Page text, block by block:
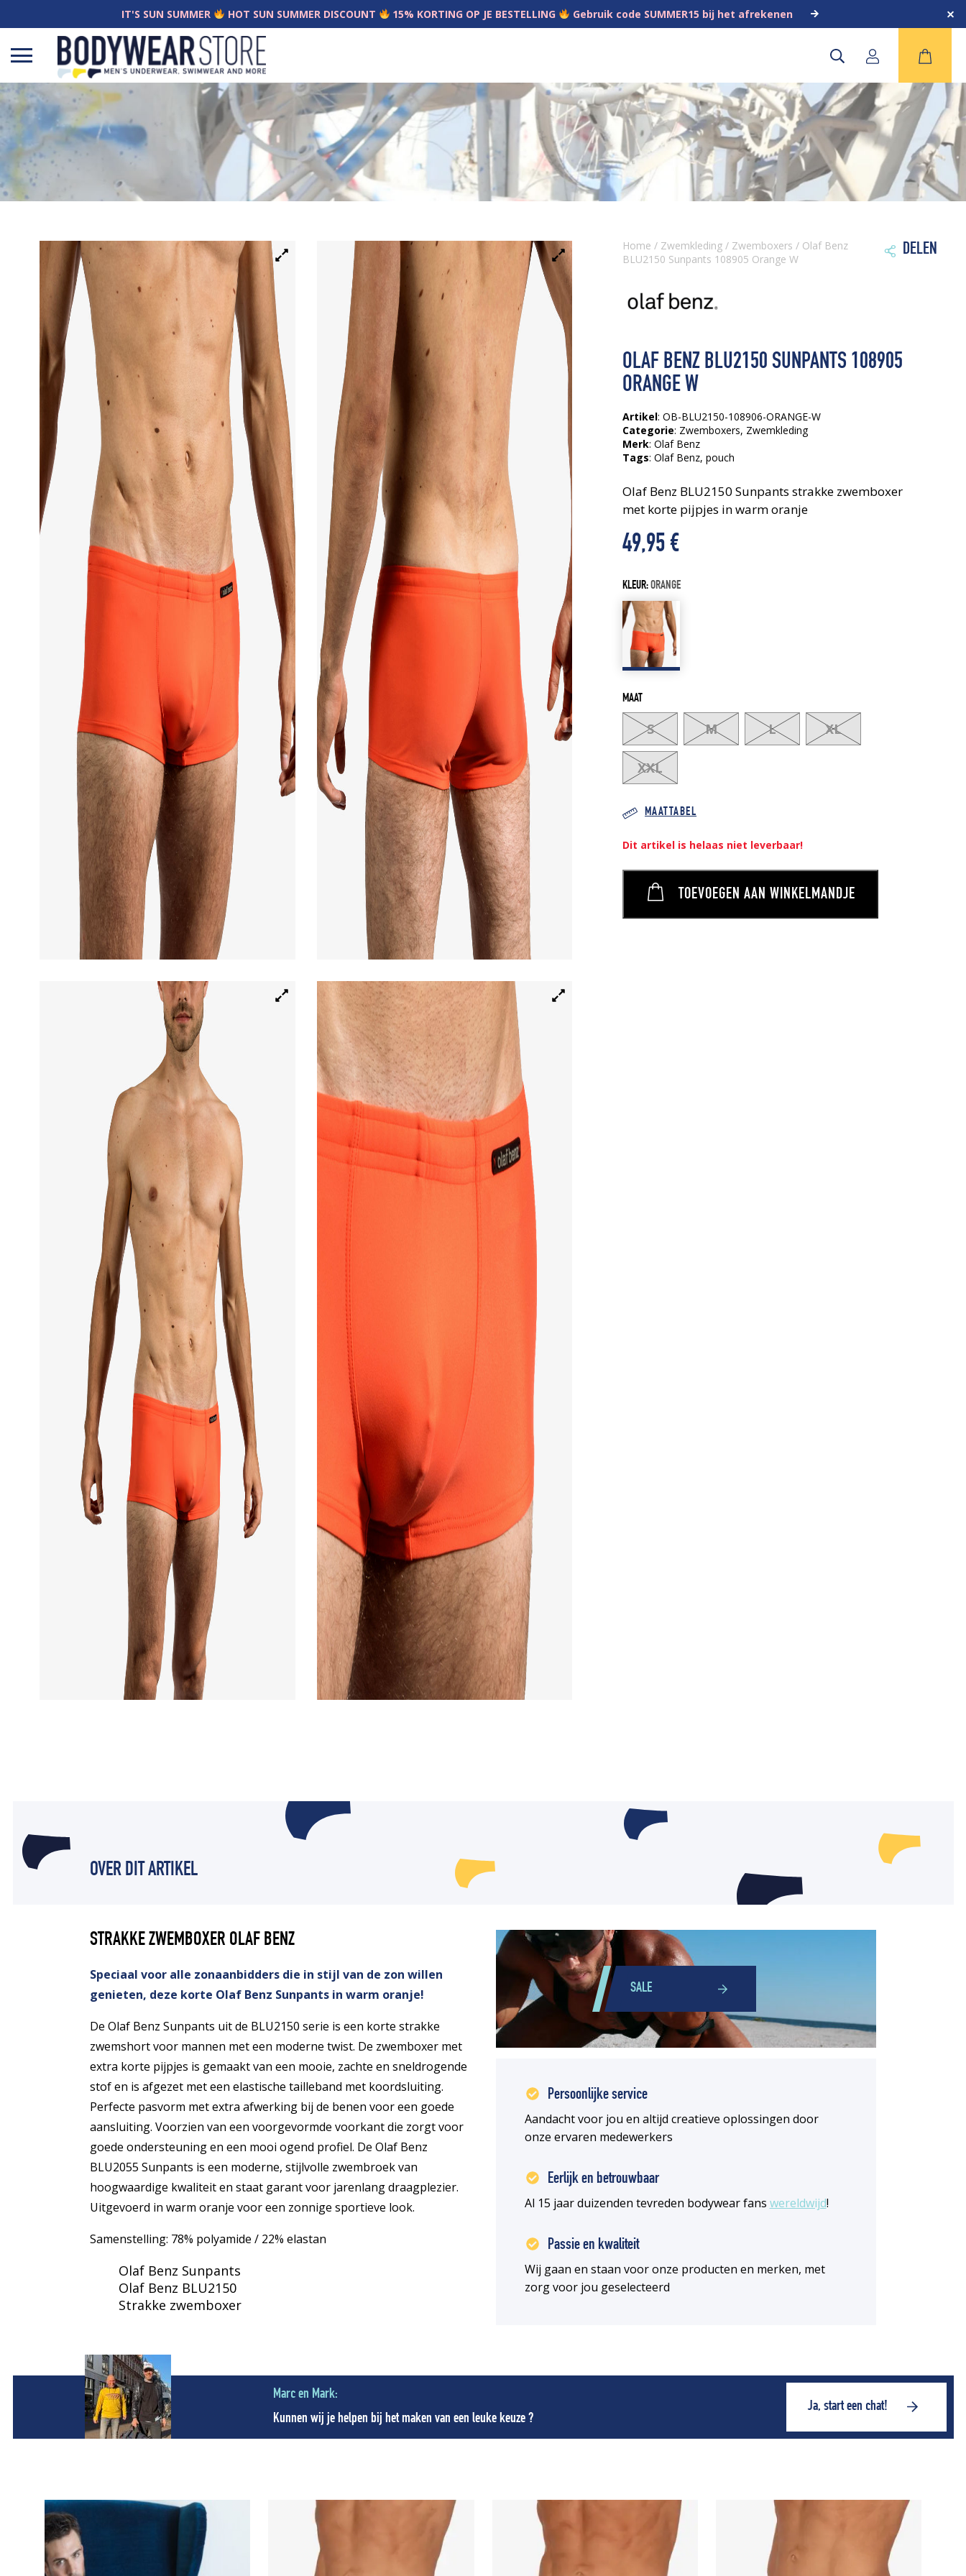
IT'S SUN SUMMER HOT SUN SUMMER DISCOUNT 15% KORTING OP JE BESTELLING Gebruik code SUMMER15 bij het afrekenen
Open
Home / Zwemkleding / Zwemboxers / Olaf Benz
BLU2150 Sunpants 108905 Orange W
 DELEN
OLAF BENZ BLU2150 SUNPANTS 108905
ORANGE W
Artikel: OB-BLU2150-108906-ORANGE-W
Categorie: Zwemboxers, Zwemkleding
Merk: Olaf Benz
Tags:Olaf Benz, pouch
Olaf Benz BLU2150 Sunpants strakke zwemboxer
met korte pijpjes in warm oranje
49,95€
KLEUR:ORANGE
MAAT
S M L XL
XXL
MAATTABEL
Dit artikel is helaas niet leverbaar!
TOEVOEGEN AAN WINKELMANDJE
OVER DIT ARTIKEL
STRAKKE ZWEMBOXER OLAF BENZ
Speciaal voor alle zonaanbidders die in stijl van de zon willen
genieten, deze korte Olaf Benz Sunpants in warm oranje!
De Olaf Benz Sunpants uit de BLU2150 serie is een korte strakke
zwemshort voor mannen met een moderne twist. De zwemboxer met
extra korte pijpjes is gemaakt van een mooie, zachte en sneldrogende
stof en is afgezet met een elastische tailleband met koordsluiting.
Perfecte pasvorm met extra afwerking bij de benen voor een goede
aansluiting. Voorzien van een voorgevormde voorkant die zorgt voor
goede ondersteuning en een mooi ogend profiel. De Olaf Benz
BLU2055 Sunpants is een moderne, stijlvolle zwembroek van
hoogwaardige kwaliteit en staat garant voor jarenlang draagplezier.
Uitgevoerd in warm oranje voor een zonnige sportieve look.
Samenstelling: 78% polyamide / 22% elastan
Olaf Benz Sunpants
Olaf Benz BLU2150
Strakke zwemboxer
SALE
Persoonlijke service
Aandacht voor jou en altijd creatieve oplossingen door
onze ervaren medewerkers
Eerlijk en betrouwbaar
Al 15 jaar duizenden tevreden bodywear fans wereldwijd!
Passie en kwaliteit
Wij gaan en staan voor onze producten en merken, met
zorg voor jou geselecteerd
Marc en Mark:
Kunnen wij je helpen bij het maken van een leuke keuze ?
Ja, start een chat!